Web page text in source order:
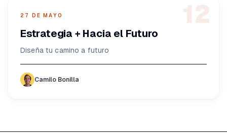
12
27 DE MAYO
Estrategia + Hacia el Futuro
Diseña tu camino a futuro
Camilo Bonilla